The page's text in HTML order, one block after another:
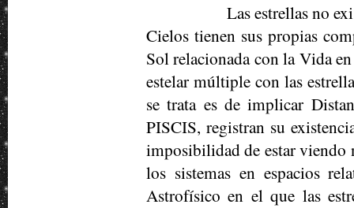
Las estrellas no
Cielos tienen sus propias
Sol relacionada con la Vida
estelar múltiple con las
se trata es de implicar
PISCIS, registran su
imposibilidad de estar viendo
los sistemas en espacios
Astrofísico en el que las